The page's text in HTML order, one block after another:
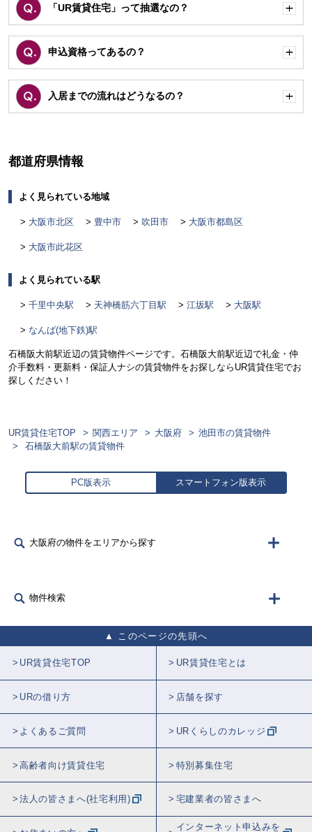
「UR賃貸住宅」って抽選なの？
く
申込資格ってあるの？
く
入居までの流れはどうなるの？
く
都道府県情報
よく見られている地域
大阪市北区 豊中市 吹田市 大阪市都島区
大阪市此花区
よく見られている駅
千里中央駅 天神橋筋六丁目駅 江坂駅 大阪駅
なんば(地下鉄)駅
石橋阪大前駅近辺の賃貸物件ページです。石橋阪大前駅近辺で礼金・仲
介手数料・更新料・保証人ナシの賃貸物件をお探しならUR賃貸住宅でお
探しください！
UR賃貸住宅TOP 関西エリア 大阪府
池田市の賃貸物件
石橋阪大前駅の賃貸物件
PC版表示 スマートフォン版表示
大阪府の物件をエリアから探す
物件検索
このページの先頭へ
UR賃貸住宅TOP UR賃貸住宅とは
URの借り方 店舗を探す
よくあるご質問 URくらしのカレッジ
高齢者向け賃貸住宅 特別募集住宅
法人の皆さまへ(社宅利用) 宅建業者の皆さまへ
インターネット申込みを